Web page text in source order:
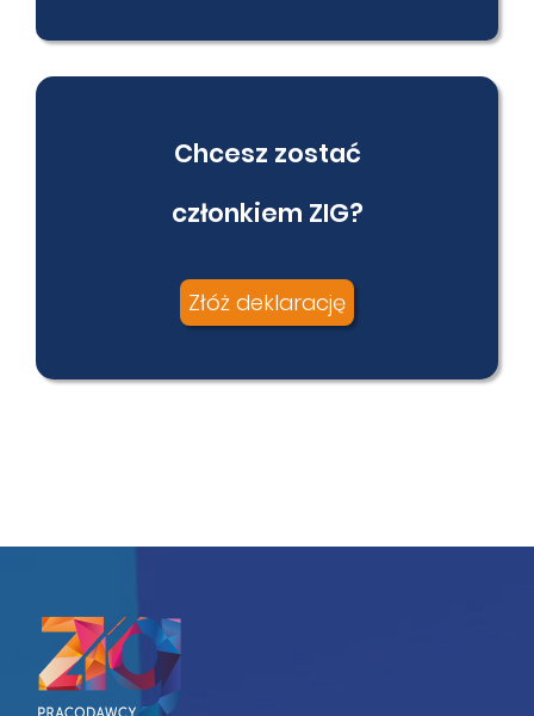
Chcesz zostać
członkiem ZIG?
Złóż deklarację